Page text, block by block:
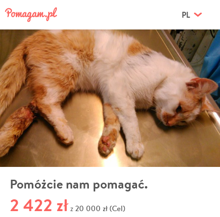
PL
Pomóżcie nam pomagać.
2 422 zł z 20 000 zł (Cel)